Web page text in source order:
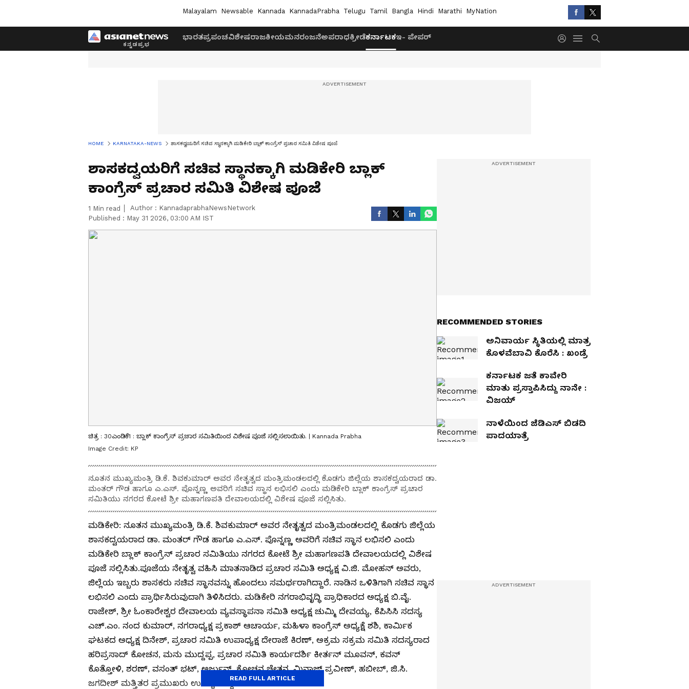
Malayalam Newsable Kannada KannadaPrabha Telugu Tamil Bangla Hindi Marathi MyNation
ಭಾರತಪ್ರಪಂಚವಿಶೇಷರಾಜಕೀಯಮನರಂಜನೆಅಪರಾಧಕ್ರೀಡೆಕರ್ನಾಟಕಇ- ಪೇಪರ್
HOME KARNATAKA-NEWS ಶಾಸಕದ್ವಯರಿಗೆ ಸಚಿವ ಸ್ಥಾನಕ್ಕಾಗಿ ಮಡಿಕೇರಿ ಬ್ಲಾಕ್ ಕಾಂಗ್ರೆಸ್ ಪ್ರಚಾರ ಸಮಿತಿ ವಿಶೇಷ ಪೂಜೆ
ಶಾಸಕದ್ವಯರಿಗೆ ಸಚಿವ ಸ್ಥಾನಕ್ಕಾಗಿ ಮಡಿಕೇರಿ ಬ್ಲಾಕ್
ಕಾಂಗ್ರೆಸ್ ಪ್ರಚಾರ ಸಮಿತಿ ವಿಶೇಷ ಪೂಜೆ
1 Min read Author : KannadaprabhaNewsNetwork
Published : May 31 2026, 03:00 AM IST
ಚಿತ್ರ : 30ಎಂಡಿಕೆ1 : ಬ್ಲಾಕ್ ಕಾಂಗ್ರೆಸ್ ಪ್ರಚಾರ ಸಮಿತಿಯಿಂದ ವಿಶೇಷ ಪೂಜೆ ಸಲ್ಲಿಸಲಾಯಿತು. | Kannada Prabha
Image Credit: KP
ನೂತನ ಮುಖ್ಯಮಂತ್ರಿ ಡಿ.ಕೆ. ಶಿವಕುಮಾರ್ ಅವರ ನೇತೃತ್ವದ ಮಂತ್ರಿಮಂಡಲದಲ್ಲಿ ಕೊಡಗು ಜಿಲ್ಲೆಯ ಶಾಸಕದ್ವಯರಾದ ಡಾ.
ಮಂತರ್ ಗೌಡ ಹಾಗೂ ಎ.ಎಸ್. ಪೊನ್ನಣ್ಣ ಅವರಿಗೆ ಸಚಿವ ಸ್ಥಾನ ಲಭಿಸಲಿ ಎಂದು ಮಡಿಕೇರಿ ಬ್ಲಾಕ್ ಕಾಂಗ್ರೆಸ್ ಪ್ರಚಾರ
ಸಮಿತಿಯು ನಗರದ ಕೋಟೆ ಶ್ರೀ ಮಹಾಗಣಪತಿ ದೇವಾಲಯದಲ್ಲಿ ವಿಶೇಷ ಪೂಜೆ ಸಲ್ಲಿಸಿತು.
ಮಡಿಕೇರಿ: ನೂತನ ಮುಖ್ಯಮಂತ್ರಿ ಡಿ.ಕೆ. ಶಿವಕುಮಾರ್ ಅವರ ನೇತೃತ್ವದ ಮಂತ್ರಿಮಂಡಲದಲ್ಲಿ ಕೊಡಗು ಜಿಲ್ಲೆಯ
ಶಾಸಕದ್ವಯರಾದ ಡಾ. ಮಂತರ್ ಗೌಡ ಹಾಗೂ ಎ.ಎಸ್. ಪೊನ್ನಣ್ಣ ಅವರಿಗೆ ಸಚಿವ ಸ್ಥಾನ ಲಭಿಸಲಿ ಎಂದು
ಮಡಿಕೇರಿ ಬ್ಲಾಕ್ ಕಾಂಗ್ರೆಸ್ ಪ್ರಚಾರ ಸಮಿತಿಯು ನಗರದ ಕೋಟೆ ಶ್ರೀ ಮಹಾಗಣಪತಿ ದೇವಾಲಯದಲ್ಲಿ ವಿಶೇಷ
ಪೂಜೆ ಸಲ್ಲಿಸಿತು.ಪೂಜೆಯ ನೇತೃತ್ವ ವಹಿಸಿ ಮಾತನಾಡಿದ ಪ್ರಚಾರ ಸಮಿತಿ ಅಧ್ಯಕ್ಷ ವಿ.ಜಿ. ಮೋಹನ್ ಅವರು,
ಜಿಲ್ಲೆಯ ಇಬ್ಬರು ಶಾಸಕರು ಸಚಿವ ಸ್ಥಾನವನ್ನು ಹೊಂದಲು ಸಮರ್ಥರಾಗಿದ್ದಾರೆ. ನಾಡಿನ ಒಳಿತಿಗಾಗಿ ಸಚಿವ ಸ್ಥಾನ
ಲಭಿಸಲಿ ಎಂದು ಪ್ರಾರ್ಥಿಸಿರುವುದಾಗಿ ತಿಳಿಸಿದರು. ಮಡಿಕೇರಿ ನಗರಾಭಿವೃದ್ಧಿ ಪ್ರಾಧಿಕಾರದ ಅಧ್ಯಕ್ಷ ಬಿ.ವೈ.
ರಾಜೇಶ್, ಶ್ರೀ ಓಂಕಾರೇಶ್ವರ ದೇವಾಲಯ ವ್ಯವಸ್ಥಾಪನಾ ಸಮಿತಿ ಅಧ್ಯಕ್ಷ ಚುಮ್ಮಿ ದೇವಯ್ಯ, ಕೆಪಿಸಿಸಿ ಸದಸ್ಯ
ಎಚ್.ಎಂ. ನಂದ ಕುಮಾರ್, ನಗರಾಧ್ಯಕ್ಷ ಪ್ರಕಾಶ್ ಆಚಾರ್ಯ, ಮಹಿಳಾ ಕಾಂಗ್ರೆಸ್ ಅಧ್ಯಕ್ಷೆ ಶಶಿ, ಕಾರ್ಮಿಕ
ಘಟಕದ ಅಧ್ಯಕ್ಷ ದಿನೇಶ್, ಪ್ರಚಾರ ಸಮಿತಿ ಉಪಾಧ್ಯಕ್ಷ ದೇರಾಜೆ ಕಿರಣ್, ಅಕ್ರಮ ಸಕ್ರಮ ಸಮಿತಿ ಸದಸ್ಯರಾದ
ಹರಿಪ್ರಸಾದ್ ಕೋಚನ, ಮನು ಮುದ್ದಪ್ಪ, ಪ್ರಚಾರ ಸಮಿತಿ ಕಾರ್ಯದರ್ಶಿ ಕೀರ್ತನ್ ಮೂವನ್, ಕವನ್
ಕೊತ್ತೋಳಿ, ಶರಣ್, ವಸಂತ್ ಭಟ್, ಅರ್ಜುನ್, ಕೋಚನ ಚೇತನ, ಮಿನಾಜ್ ಪ್ರವೀಣ್, ಹಬೀಬ್, ಜಿ.ಸಿ.
ಜಗದೀಶ್ ಮತ್ತಿತರ ಪ್ರಮುಖರು ಉಪಸ್ಥಿತರಿದ್ದರು.READ FULL ARTICLE
RECOMMENDED STORIES
ಅನಿವಾರ್ಯ ಸ್ಥಿತಿಯಲ್ಲಿ ಮಾತ್ರ
ಕೊಳವೆಬಾವಿ ಕೊರೆಸಿ : ಖಂಡ್ರೆ
ಕರ್ನಾಟಕ ಜತೆ ಕಾವೇರಿ
ಮಾತು ಪ್ರಸ್ತಾಪಿಸಿದ್ದು ನಾನೇ :
ವಿಜಯ್‌
ನಾಳೆಯಿಂದ ಜೆಡಿಎಸ್‌ ಬಿಡದಿ
ಪಾದಯಾತ್ರೆ